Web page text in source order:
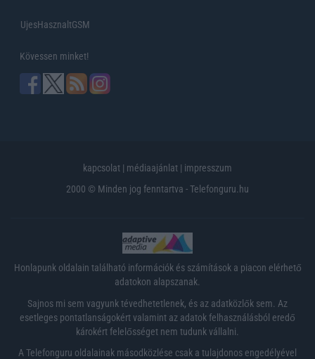
UjesHasznaltGSM
Kövessen minket!
kapcsolat | médiaajánlat | impresszum
2000 © Minden jog fenntartva - Telefonguru.hu
Honlapunk oldalain található információk és számítások a piacon elérhető
adatokon alapszanak.
Sajnos mi sem vagyunk tévedhetetlenek, és az adatközlők sem. Az
esetleges pontatlanságokért valamint az adatok felhasználásból eredő
károkért felelősséget nem tudunk vállalni.
A Telefonguru oldalainak másodközlése csak a tulajdonos engedélyével